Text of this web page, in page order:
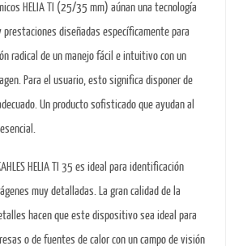
HELIA TI (25/35 mm) aúnan una tecnología
diseñadas específicamente para
radical de un manejo fácil e intuitivo con un
Para el usuario, esto significa disponer de
Un producto sofisticado que ayudan al
HELIA TI 35 es ideal para identificación
muy detalladas. La gran calidad de la
hacen que este dispositivo sea ideal para
o de fuentes de calor con un campo de visión